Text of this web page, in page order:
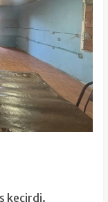
keçirdi.